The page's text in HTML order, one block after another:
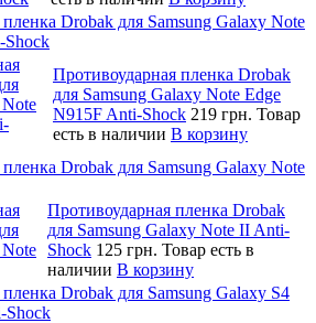
Drobak для Samsung Galaxy Note
Shock
Противоударная пленка Drobak
для Samsung Galaxy Note Edge
N915F Anti-Shock 219 грн. Товар
есть в наличии В корзину
Drobak для Samsung Galaxy Note
Противоударная пленка Drobak
для Samsung Galaxy Note II Anti-
Shock 125 грн. Товар есть в
наличии В корзину
Drobak для Samsung Galaxy S4
Shock